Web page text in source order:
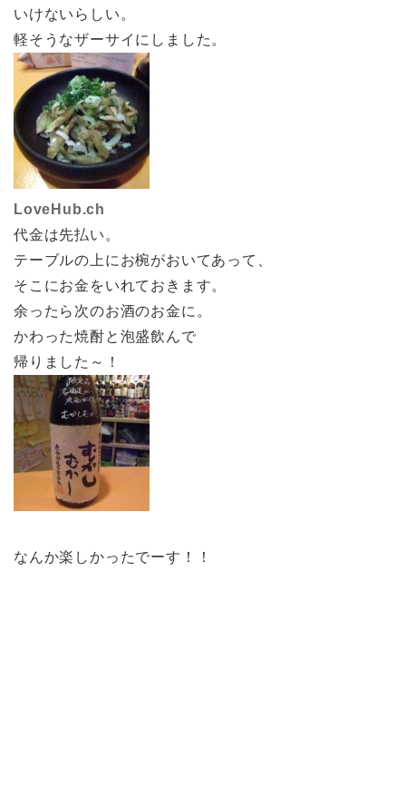
いけないらしい。
軽そうなザーサイにしました。
LoveHub.ch
代金は先払い。
テーブルの上にお椀がおいてあって、
そこにお金をいれておきます。
余ったら次のお酒のお金に。
かわった焼酎と泡盛飲んで
帰りました～！
なんか楽しかったでーす！！